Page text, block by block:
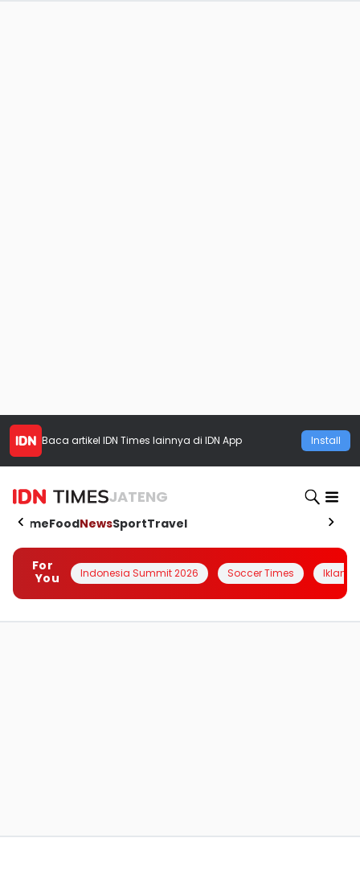
Baca artikel IDN Times lainnya di IDN App Install
JATENG
HomeFoodNewsSportTravel
For
You
Indonesia Summit 2026 Soccer Times Iklanin